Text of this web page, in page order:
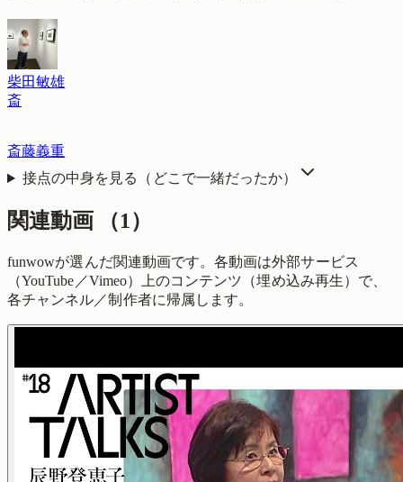
柴田敏雄
斎
斎藤義重
接点の中身を見る（どこで一緒だったか）
関連動画 （1）
funwowが選んだ関連動画です。各動画は外部サービス
（YouTube／Vimeo）上のコンテンツ（埋め込み再生）で、
各チャンネル／制作者に帰属します。